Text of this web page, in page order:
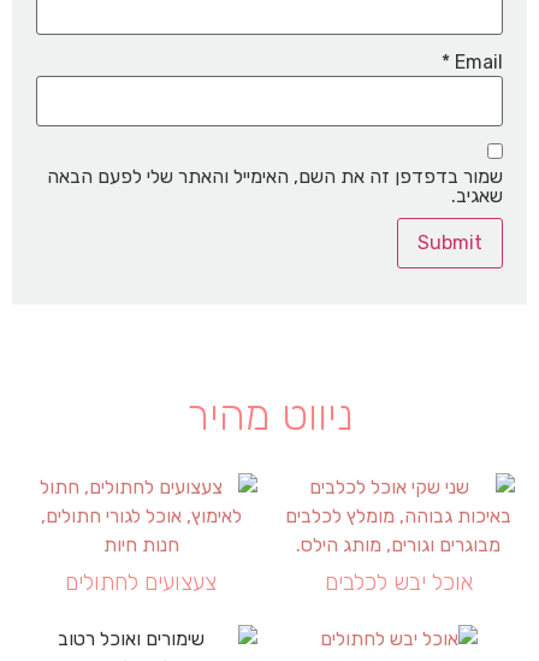
Email
*
שמור בדפדפן זה את השם, האימייל והאתר שלי לפעם הבאה
שאגיב.
ניווט מהיר
אוכל יבש לכלבים צעצועים לחתולים